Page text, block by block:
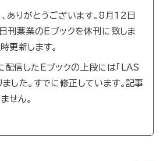
ありがとうございます。8月12日
日刊薬業のEブックを休刊に致しま
更新します。
信したEブックの上段には「LAS
した。すでに修正しています。記事
せん。